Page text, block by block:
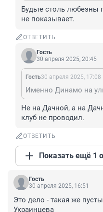
Будьте столь любезны
не показывает.
ОТВЕТИТЬ
Гость
30 апреля 2025, 20:45
Гость30 апреля 2025, 17:08
Не на Дачной, а на
клуб не проводил.
ОТВЕТИТЬ
Показать ещё 1
Гость
30 апреля 2025, 16:51
Это дело - такая же
Украинцева